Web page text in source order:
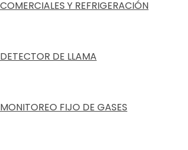
COMERCIALES Y REFRIGERACIÓN
DETECTOR DE LLAMA
MONITOREO FIJO DE GASES